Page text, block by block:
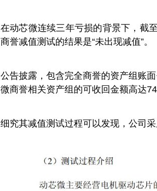
在动芯微连续三年亏损的背景下，截
商誉减值测试的结果是“未出现减值”。
公告披露，包含完全商誉的资产组账
微商誉相关资产组的可收回金额高达
细究其减值测试过程可以发现，公司